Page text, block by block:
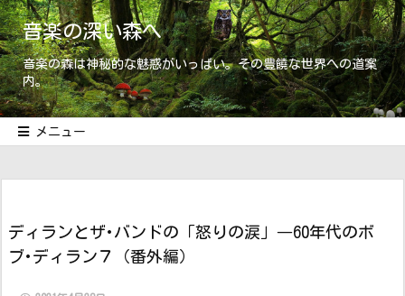
音楽の深い森へ
音楽の森は神秘的な魅惑がいっぱい。その豊饒な世界への道案
内。
メニュー
ディランとザ･バンドの「怒りの涙」―60年代のボ
ブ･ディラン７（番外編）